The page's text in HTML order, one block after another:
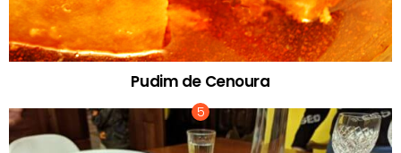
Pudim de Cenoura